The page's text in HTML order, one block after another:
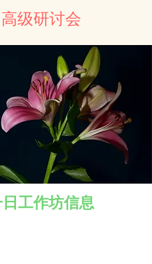
高级研讨会
工作坊信息